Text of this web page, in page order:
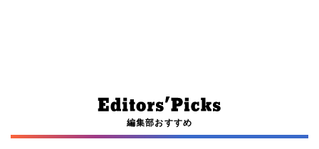
編集部おすすめ